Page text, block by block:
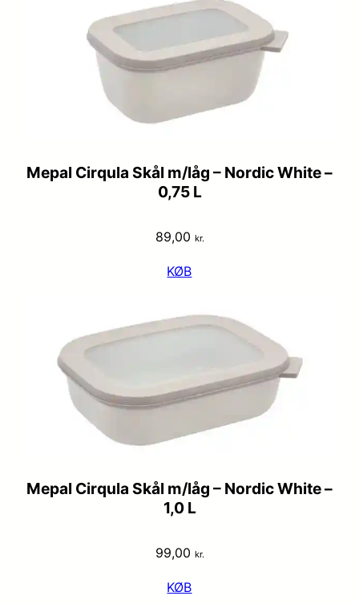
Mepal Cirqula Skål m/låg – Nordic White –
0,75 L
89,00 kr.
KØB
Mepal Cirqula Skål m/låg – Nordic White –
1,0 L
99,00 kr.
KØB